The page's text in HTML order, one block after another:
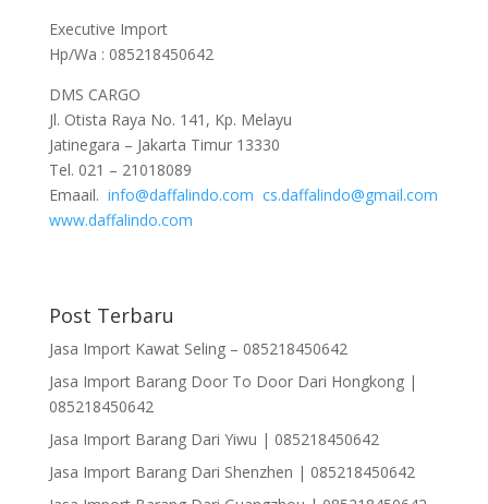
Executive Import
Hp/Wa : 085218450642
DMS CARGO
Jl. Otista Raya No. 141, Kp. Melayu
Jatinegara – Jakarta Timur 13330
Tel. 021 – 21018089
Emaail. info@daffalindo.com cs.daffalindo@gmail.com
www.daffalindo.com
Post Terbaru
Jasa Import Kawat Seling – 085218450642
Jasa Import Barang Door To Door Dari Hongkong |
085218450642
Jasa Import Barang Dari Yiwu | 085218450642
Jasa Import Barang Dari Shenzhen | 085218450642